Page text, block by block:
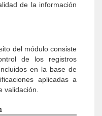
de la información
del módulo consiste
de los registros
en la base de
aplicadas a
validación.